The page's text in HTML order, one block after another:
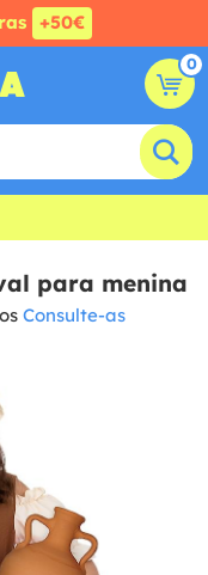
+50€
0
para menina
Consulte-as